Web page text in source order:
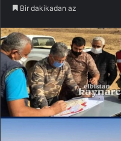
Bir dakikadan az